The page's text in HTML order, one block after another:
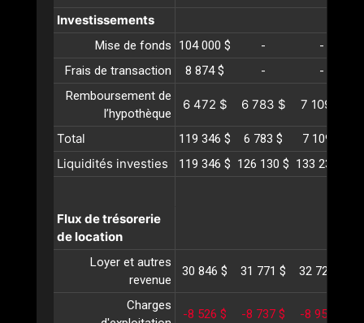
Investissements
Mise de fonds 104 000 $ -
-
Frais de transaction
8 874 $ -
-
Remboursement de
l’hypothèque
6 472 $ 6 783 $ 7 109 $
Total 119 346 $ 6 783 $ 7 109 $
Liquidités investies 119 346 $ 126 130 $ 133 239 $
Flux de trésorerie
de location
Loyer et autres
revenue
30 846 $ 31 771 $ 32 724 $
Charges
-8 526 $ -8 737 $ -8 955 $